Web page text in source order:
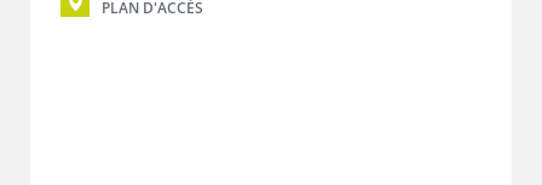
PLAN D'ACCÈS